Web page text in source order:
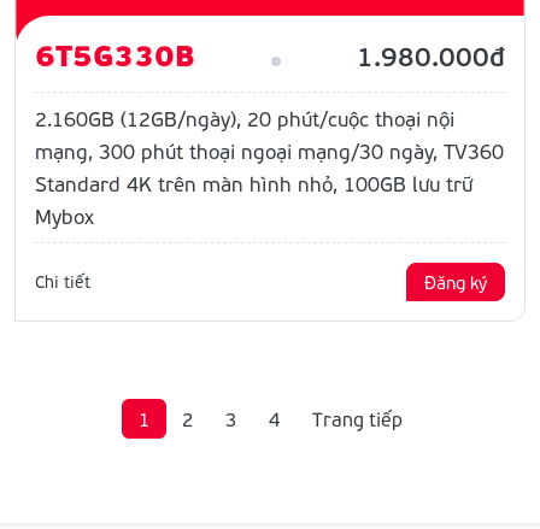
6T5G330B 1.980.000đ
2.160GB (12GB/ngày), 20 phút/cuộc thoại nội
mạng, 300 phút thoại ngoại mạng/30 ngày, TV360
Standard 4K trên màn hình nhỏ, 100GB lưu trữ
Mybox
Chi tiết Đăng ký
1 2 3 4 Trang tiếp